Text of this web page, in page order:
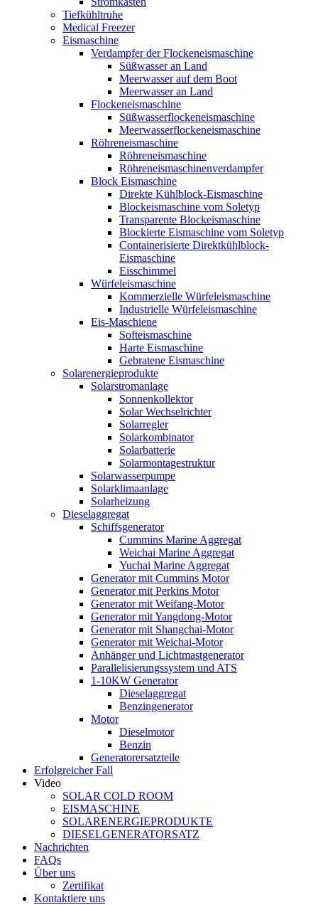
Tiefkühltruhe
Medical Freezer
Eismaschine
Verdampfer der Flockeneismaschine
Süßwasser an Land
Meerwasser auf dem Boot
Meerwasser an Land
Flockeneismaschine
Süßwasserflockeneismaschine
Meerwasserflockeneismaschine
Röhreneismaschine
Röhreneismaschine
Röhreneismaschinenverdampfer
Block Eismaschine
Direkte Kühlblock-Eismaschine
Blockeismaschine vom Soletyp
Transparente Blockeismaschine
Blockierte Eismaschine vom Soletyp
Containerisierte Direktkühlblock-
Eismaschine
Eisschimmel
Würfeleismaschine
Kommerzielle Würfeleismaschine
Industrielle Würfeleismaschine
Eis-Maschiene
Softeismaschine
Harte Eismaschine
Gebratene Eismaschine
Solarenergieprodukte
Solarstromanlage
Sonnenkollektor
Solar Wechselrichter
Solarregler
Solarkombinator
Solarbatterie
Solarmontagestruktur
Solarwasserpumpe
Solarklimaanlage
Solarheizung
Dieselaggregat
Schiffsgenerator
Cummins Marine Aggregat
Weichai Marine Aggregat
Yuchai Marine Aggregat
Generator mit Cummins Motor
Generator mit Perkins Motor
Generator mit Weifang-Motor
Generator mit Yangdong-Motor
Generator mit Shangchai-Motor
Generator mit Weichai-Motor
Anhänger und Lichtmastgenerator
Parallelisierungssystem und ATS
1-10KW Generator
Dieselaggregat
Benzingenerator
Motor
Dieselmotor
Benzin
Generatorersatzteile
Erfolgreicher Fall
Video
SOLAR COLD ROOM
EISMASCHINE
SOLARENERGIEPRODUKTE
DIESELGENERATORSATZ
Nachrichten
FAQs
Über uns
Zertifikat
Kontaktiere uns